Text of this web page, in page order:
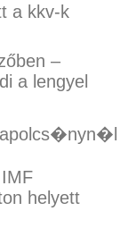
a kkv-k
–
a lengyel
helyett